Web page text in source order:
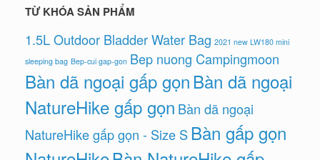
TỪ KHÓA SẢN PHẨM
1.5L Outdoor Bladder Water Bag 2021 new LW180 mini
sleeping bag Bep-cui gap-gon Bep nuong Campingmoon
Bàn dã ngoại gấp gọnBàn dã ngoại
NatureHike gấp gọn Bàn dã ngoại
NatureHike gấp gọn - Size SBàn gấp gọn